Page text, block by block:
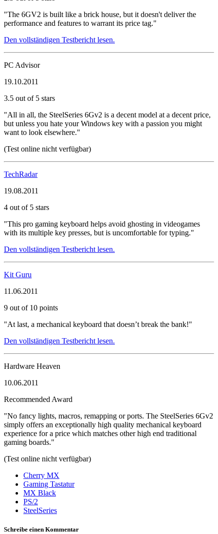
"The 6GV2 is built like a brick house, but it doesn't deliver the
performance and features to warrant its price tag."
Den vollständigen Testbericht lesen.
PC Advisor
19.10.2011
3.5 out of 5 stars
"All in all, the SteelSeries 6Gv2 is a decent model at a decent price,
but unless you hate your Windows key with a passion you might
want to look elsewhere."
(Test online nicht verfügbar)
TechRadar
19.08.2011
4 out of 5 stars
"This pro gaming keyboard helps avoid ghosting in videogames
with its multiple key presses, but is uncomfortable for typing."
Den vollständigen Testbericht lesen.
Kit Guru
11.06.2011
9 out of 10 points
"At last, a mechanical keyboard that doesn’t break the bank!"
Den vollständigen Testbericht lesen.
Hardware Heaven
10.06.2011
Recommended Award
"No fancy lights, macros, remapping or ports. The SteelSeries 6Gv2
simply offers an exceptionally high quality mechanical keyboard
experience for a price which matches other high end traditional
gaming boards."
(Test online nicht verfügbar)
Cherry MX
Gaming Tastatur
MX Black
PS/2
SteelSeries
Schreibe einen Kommentar